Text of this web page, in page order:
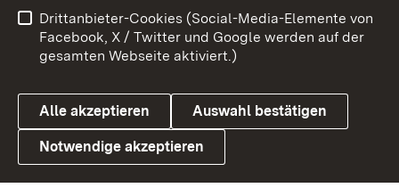
Link zum Landesportal
Benutzungshinweise
Barrierefreiheit
Datenschutz
Cookies
Drittanbieter-Cookies (Social-Media-Elemente von
Facebook, X / Twitter und Google werden auf der
gesamten Webseite aktiviert.)
Alle akzeptieren Auswahl bestätigen
Notwendige akzeptieren